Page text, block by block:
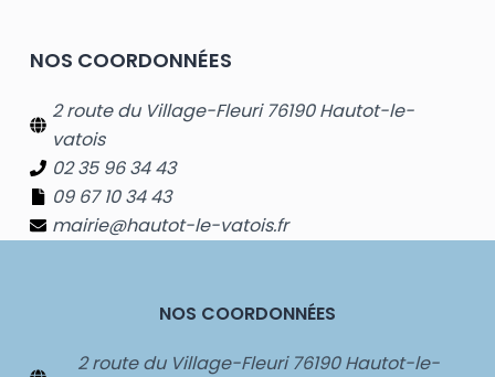
NOS COORDONNÉES
2 route du Village-Fleuri 76190 Hautot-le-
vatois
02 35 96 34 43
09 67 10 34 43
mairie@hautot-le-vatois.fr
NOS COORDONNÉES
2 route du Village-Fleuri 76190 Hautot-le-